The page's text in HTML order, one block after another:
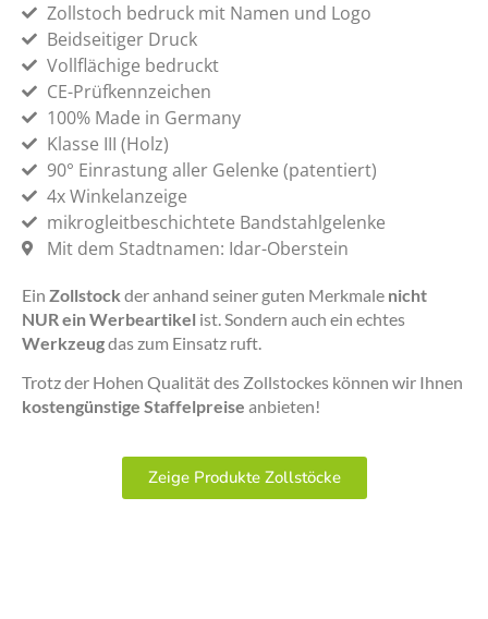
Zollstoch bedruck mit Namen und Logo
Beidseitiger Druck
Vollflächige bedruckt
CE-Prüfkennzeichen
100% Made in Germany
Klasse III (Holz)
90° Einrastung aller Gelenke (patentiert)
4x Winkelanzeige
mikrogleitbeschichtete Bandstahlgelenke
Mit dem Stadtnamen: Idar-Oberstein
Ein Zollstock der anhand seiner guten Merkmale nicht
NUR ein Werbeartikel ist. Sondern auch ein echtes
Werkzeugdas zum Einsatz ruft.
Trotz der Hohen Qualität des Zollstockes können wir Ihnen
kostengünstige Staffelpreise anbieten!
Zeige Produkte Zollstöcke